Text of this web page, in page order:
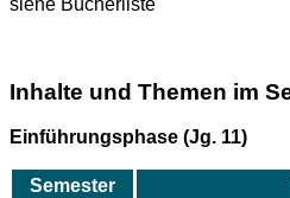
siehe Bücherliste
Inhalte und Themen im
Einführungsphase (Jg. 11)
Semester